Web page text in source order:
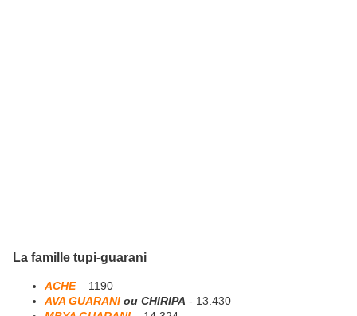
La famille tupi-guarani
ACHE– 1190
AVA GUARANI ou CHIRIPA - 13.430